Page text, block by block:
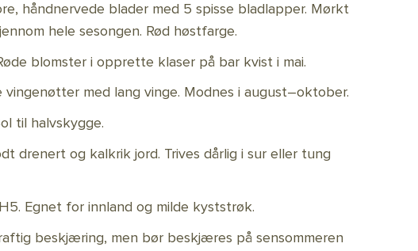
håndnervede blader med 5 spisse bladlapper. Mørkt
hele sesongen. Rød høstfarge.
blomster i opprette klaser på bar kvist i mai.
vingenøtter med lang vinge. Modnes i august–oktober.
til halvskygge.
drenert og kalkrik jord. Trives dårlig i sur eller tung
H5. Egnet for innland og milde kyststrøk.
beskjæring, men bør beskjæres på sensommeren